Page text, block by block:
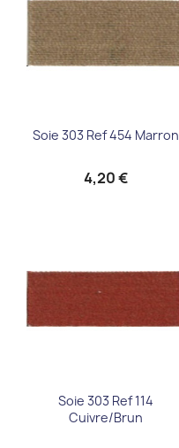
Soie 303 Ref 454 Marron
4,20 €
Soie 303 Ref 114
Cuivre/brun